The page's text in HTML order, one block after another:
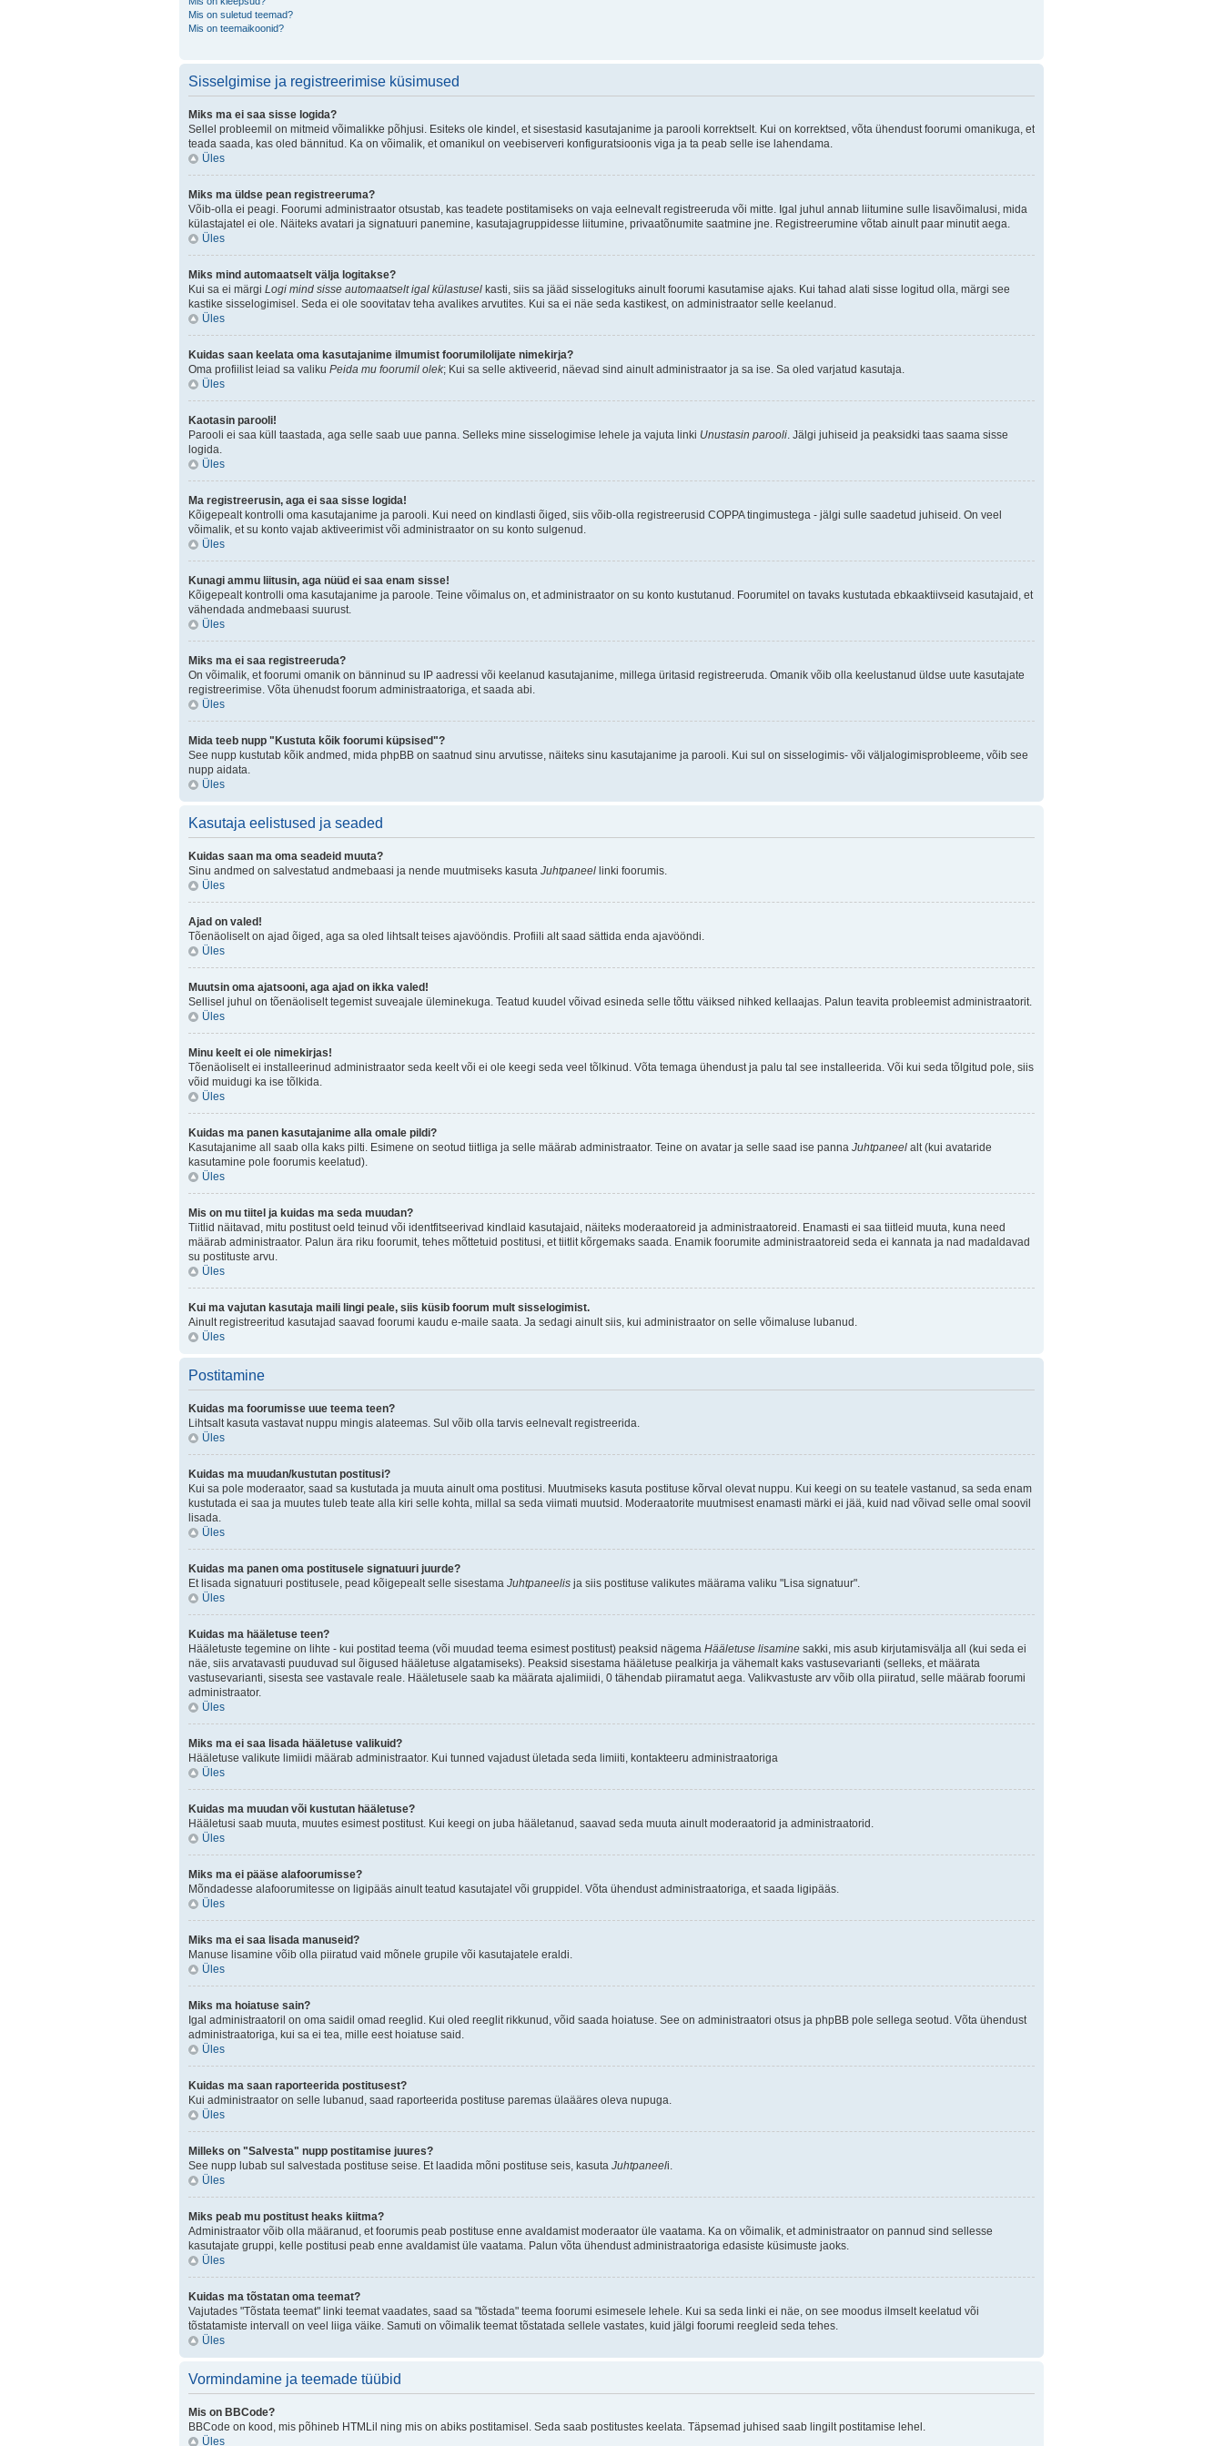
Mis on suletud teemad?
Mis on teemaikoonid?
Sisselgimise ja registreerimise küsimused
Miks ma ei saa sisse logida?
Sellel probleemil on mitmeid võimalikke põhjusi. Esiteks ole kindel, et sisestasid kasutajanime ja parooli korrektselt. Kui on korrektsed, võta ühendust foorumi omanikuga, et
teada saada, kas oled bännitud. Ka on võimalik, et omanikul on veebiserveri konfiguratsioonis viga ja ta peab selle ise lahendama.
Üles
Miks ma üldse pean registreeruma?
Võib-olla ei peagi. Foorumi administraator otsustab, kas teadete postitamiseks on vaja eelnevalt registreeruda või mitte. Igal juhul annab liitumine sulle lisavõimalusi, mida
külastajatel ei ole. Näiteks avatari ja signatuuri panemine, kasutajagruppidesse liitumine, privaatõnumite saatmine jne. Registreerumine võtab ainult paar minutit aega.
Üles
Miks mind automaatselt välja logitakse?
Kui sa ei märgi Logi mind sisse automaatselt igal külastusel kasti, siis sa jääd sisselogituks ainult foorumi kasutamise ajaks. Kui tahad alati sisse logitud olla, märgi see
kastike sisselogimisel. Seda ei ole soovitatav teha avalikes arvutites. Kui sa ei näe seda kastikest, on administraator selle keelanud.
Üles
Kuidas saan keelata oma kasutajanime ilmumist foorumilolijate nimekirja?
Oma profiilist leiad sa valiku Peida mu foorumil olek; Kui sa selle aktiveerid, näevad sind ainult administraator ja sa ise. Sa oled varjatud kasutaja.
Üles
Kaotasin parooli!
Parooli ei saa küll taastada, aga selle saab uue panna. Selleks mine sisselogimise lehele ja vajuta linki Unustasin parooli. Jälgi juhiseid ja peaksidki taas saama sisse
logida.
Üles
Ma registreerusin, aga ei saa sisse logida!
Kõigepealt kontrolli oma kasutajanime ja parooli. Kui need on kindlasti õiged, siis võib-olla registreerusid COPPA tingimustega - jälgi sulle saadetud juhiseid. On veel
võimalik, et su konto vajab aktiveerimist või administraator on su konto sulgenud.
Üles
Kunagi ammu liitusin, aga nüüd ei saa enam sisse!
Kõigepealt kontrolli oma kasutajanime ja paroole. Teine võimalus on, et administraator on su konto kustutanud. Foorumitel on tavaks kustutada ebkaaktiivseid kasutajaid, et
vähendada andmebaasi suurust.
Üles
Miks ma ei saa registreeruda?
On võimalik, et foorumi omanik on bänninud su IP aadressi või keelanud kasutajanime, millega üritasid registreeruda. Omanik võib olla keelustanud üldse uute kasutajate
registreerimise. Võta ühenudst foorum administraatoriga, et saada abi.
Üles
Mida teeb nupp "Kustuta kõik foorumi küpsised"?
See nupp kustutab kõik andmed, mida phpBB on saatnud sinu arvutisse, näiteks sinu kasutajanime ja parooli. Kui sul on sisselogimis- või väljalogimisprobleeme, võib see
nupp aidata.
Üles
Kasutaja eelistused ja seaded
Kuidas saan ma oma seadeid muuta?
Sinu andmed on salvestatud andmebaasi ja nende muutmiseks kasuta Juhtpaneel linki foorumis.
Üles
Ajad on valed!
Tõenäoliselt on ajad õiged, aga sa oled lihtsalt teises ajavööndis. Profiili alt saad sättida enda ajavööndi.
Üles
Muutsin oma ajatsooni, aga ajad on ikka valed!
Sellisel juhul on tõenäoliselt tegemist suveajale üleminekuga. Teatud kuudel võivad esineda selle tõttu väiksed nihked kellaajas. Palun teavita probleemist administraatorit.
Üles
Minu keelt ei ole nimekirjas!
Tõenäoliselt ei installeerinud administraator seda keelt või ei ole keegi seda veel tõlkinud. Võta temaga ühendust ja palu tal see installeerida. Või kui seda tõlgitud pole, siis
võid muidugi ka ise tõlkida.
Üles
Kuidas ma panen kasutajanime alla omale pildi?
Kasutajanime all saab olla kaks pilti. Esimene on seotud tiitliga ja selle määrab administraator. Teine on avatar ja selle saad ise panna Juhtpaneel alt (kui avataride
kasutamine pole foorumis keelatud).
Üles
Mis on mu tiitel ja kuidas ma seda muudan?
Tiitlid näitavad, mitu postitust oeld teinud või identfitseerivad kindlaid kasutajaid, näiteks moderaatoreid ja administraatoreid. Enamasti ei saa tiitleid muuta, kuna need
määrab administraator. Palun ära riku foorumit, tehes mõttetuid postitusi, et tiitlit kõrgemaks saada. Enamik foorumite administraatoreid seda ei kannata ja nad madaldavad
su postituste arvu.
Üles
Kui ma vajutan kasutaja maili lingi peale, siis küsib foorum mult sisselogimist.
Ainult registreeritud kasutajad saavad foorumi kaudu e-maile saata. Ja sedagi ainult siis, kui administraator on selle võimaluse lubanud.
Üles
Postitamine
Kuidas ma foorumisse uue teema teen?
Lihtsalt kasuta vastavat nuppu mingis alateemas. Sul võib olla tarvis eelnevalt registreerida.
Üles
Kuidas ma muudan/kustutan postitusi?
Kui sa pole moderaator, saad sa kustutada ja muuta ainult oma postitusi. Muutmiseks kasuta postituse kõrval olevat nuppu. Kui keegi on su teatele vastanud, sa seda enam
kustutada ei saa ja muutes tuleb teate alla kiri selle kohta, millal sa seda viimati muutsid. Moderaatorite muutmisest enamasti märki ei jää, kuid nad võivad selle omal soovil
lisada.
Üles
Kuidas ma panen oma postitusele signatuuri juurde?
Et lisada signatuuri postitusele, pead kõigepealt selle sisestama Juhtpaneelis ja siis postituse valikutes määrama valiku "Lisa signatuur".
Üles
Kuidas ma hääletuse teen?
Hääletuste tegemine on lihte - kui postitad teema (või muudad teema esimest postitust) peaksid nägema Hääletuse lisamine sakki, mis asub kirjutamisvälja all (kui seda ei
näe, siis arvatavasti puuduvad sul õigused hääletuse algatamiseks). Peaksid sisestama hääletuse pealkirja ja vähemalt kaks vastusevarianti (selleks, et määrata
vastusevarianti, sisesta see vastavale reale. Hääletusele saab ka määrata ajalimiidi, 0 tähendab piiramatut aega. Valikvastuste arv võib olla piiratud, selle määrab foorumi
administraator.
Üles
Miks ma ei saa lisada hääletuse valikuid?
Hääletuse valikute limiidi määrab administraator. Kui tunned vajadust ületada seda limiiti, kontakteeru administraatoriga
Üles
Kuidas ma muudan või kustutan hääletuse?
Hääletusi saab muuta, muutes esimest postitust. Kui keegi on juba hääletanud, saavad seda muuta ainult moderaatorid ja administraatorid.
Üles
Miks ma ei pääse alafoorumisse?
Mõndadesse alafoorumitesse on ligipääs ainult teatud kasutajatel või gruppidel. Võta ühendust administraatoriga, et saada ligipääs.
Üles
Miks ma ei saa lisada manuseid?
Manuse lisamine võib olla piiratud vaid mõnele grupile või kasutajatele eraldi.
Üles
Miks ma hoiatuse sain?
Igal administraatoril on oma saidil omad reeglid. Kui oled reeglit rikkunud, võid saada hoiatuse. See on administraatori otsus ja phpBB pole sellega seotud. Võta ühendust
administraatoriga, kui sa ei tea, mille eest hoiatuse said.
Üles
Kuidas ma saan raporteerida postitusest?
Kui administraator on selle lubanud, saad raporteerida postituse paremas ülaääres oleva nupuga.
Üles
Milleks on "Salvesta" nupp postitamise juures?
See nupp lubab sul salvestada postituse seise. Et laadida mõni postituse seis, kasuta Juhtpaneeli.
Üles
Miks peab mu postitust heaks kiitma?
Administraator võib olla määranud, et foorumis peab postituse enne avaldamist moderaator üle vaatama. Ka on võimalik, et administraator on pannud sind sellesse
kasutajate gruppi, kelle postitusi peab enne avaldamist üle vaatama. Palun võta ühendust administraatoriga edasiste küsimuste jaoks.
Üles
Kuidas ma tõstatan oma teemat?
Vajutades "Tõstata teemat" linki teemat vaadates, saad sa "tõstada" teema foorumi esimesele lehele. Kui sa seda linki ei näe, on see moodus ilmselt keelatud või
tõstatamiste intervall on veel liiga väike. Samuti on võimalik teemat tõstatada sellele vastates, kuid jälgi foorumi reegleid seda tehes.
Üles
Vormindamine ja teemade tüübid
Mis on BBCode?
BBCode on kood, mis põhineb HTMLil ning mis on abiks postitamisel. Seda saab postitustes keelata. Täpsemad juhised saab lingilt postitamise lehel.
Üles